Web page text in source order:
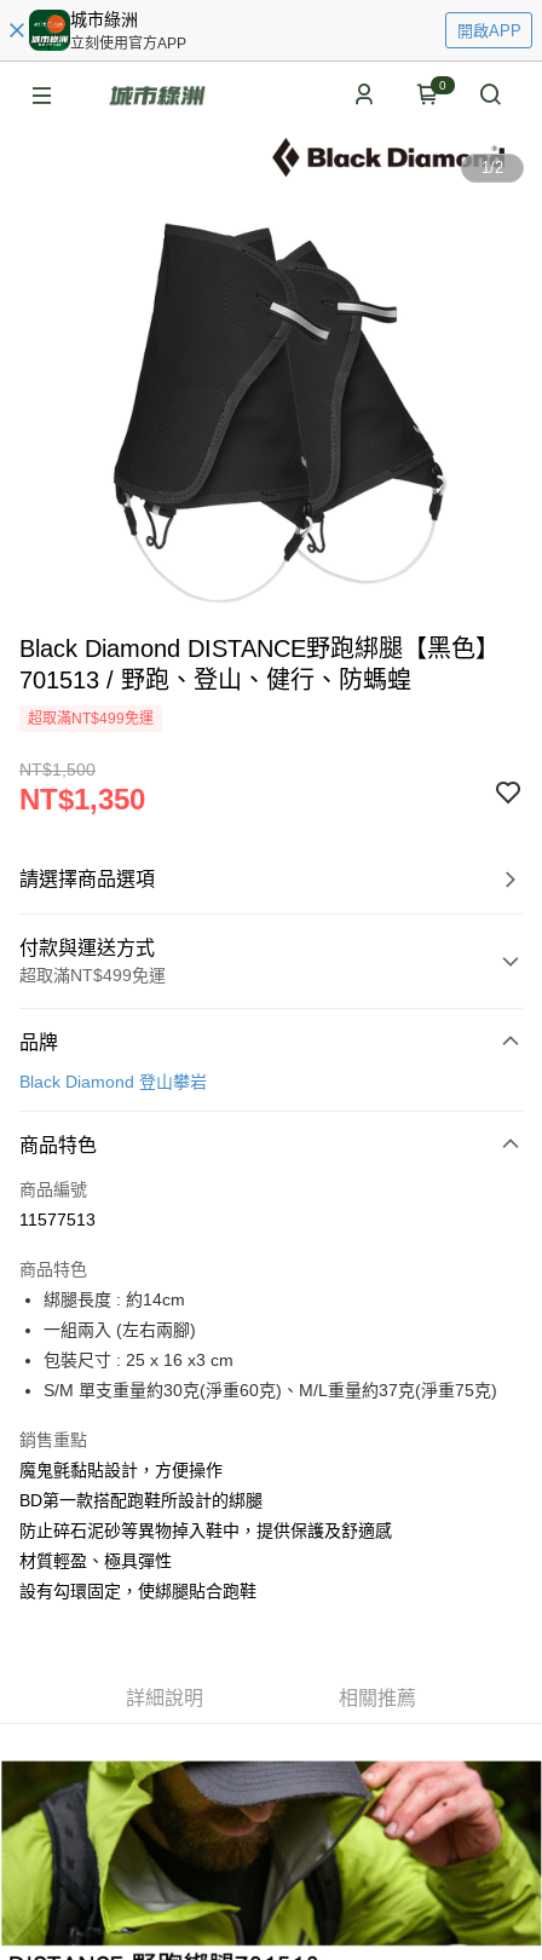
城市綠洲
立刻使用官方APP
開啟APP
0
1/2
Black Diamond DISTANCE野跑綁腿【黑色】
701513 / 野跑、登山、健行、防螞蝗
超取滿NT$499免運
NT$1,500
NT$1,350
請選擇商品選項
付款與運送方式
超取滿NT$499免運
信用卡一次付款
LINE Pay
Apple Pay
悠遊付
Google Pay
全盈+PAY
相關說明
【關於「AFTEE先享後付」】
AFTEE先享後付是「在收到商品之後才付款」的支付方式。 讓您購物簡單
１．簡單：不需註冊會員、不需綁卡、不需儲值。
２．便利：只要手機號碼，簡訊認證，即可結帳。
３．安心：先確認商品／服務後，再付款。
２．訂單成立數日內，您將收到繳費通知簡訊。
３．收到繳費通知簡訊後14天內，點擊此簡訊中的連結，可透過四大超商／
購買商品的店家。未經商家同意取消之訂單仍視為有效，需透過AFTEE先享
後付繳納相關費用。
※ 交易是否成功請以「AFTEE先享後付 」之結帳頁面顯示為準，若有關於
是否繳費成功／繳費後需取消欲退款等相關疑問，請聯繫「AFTEE先享後付
客戶支援中心」
https://netprotections.freshdesk.com/support/home
【注意事項】
１．透過由恩沛科技股份有限公司提供之「AFTEE先享後付」服務完成之交
易，需依本服務之必要範圍內提供個人資料，並將交易相關給付款項請求債
ATM付款
貨到付款
運送方式
每筆NT$100，滿NT$799(含以上)免運費
付款後門市自取
免運費
貨到付款
品牌
Black Diamond 登山攀岩
商品特色
商品編號
11577513
商品特色
綁腿長度 : 約14cm
一組兩入 (左右兩腳)
包裝尺寸 : 25 x 16 x3 cm
S/M 單支重量約30克(淨重60克)、M/L重量約37克(淨重75克)
銷售重點
魔鬼氈黏貼設計，方便操作
BD第一款搭配跑鞋所設計的綁腿
防止碎石泥砂等異物掉入鞋中，提供保護及舒適感
材質輕盈、極具彈性
設有勾環固定，使綁腿貼合跑鞋
詳細說明 相關推薦